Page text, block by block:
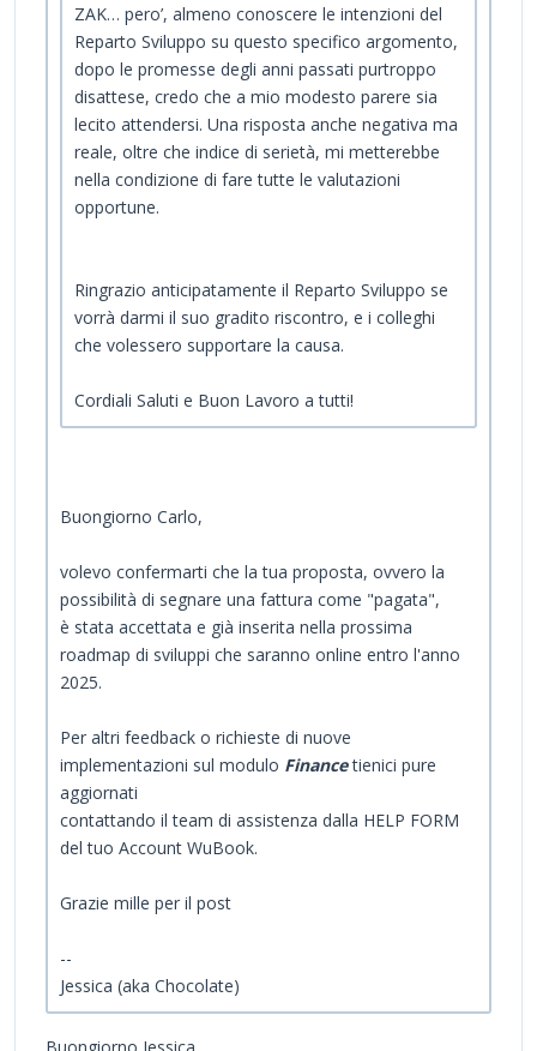
ZAK… pero’, almeno conoscere le intenzioni del
Reparto Sviluppo su questo specifico argomento,
dopo le promesse degli anni passati purtroppo
disattese, credo che a mio modesto parere sia
lecito attendersi. Una risposta anche negativa ma
reale, oltre che indice di serietà, mi metterebbe
nella condizione di fare tutte le valutazioni
opportune.
Ringrazio anticipatamente il Reparto Sviluppo se
vorrà darmi il suo gradito riscontro, e i colleghi
che volessero supportare la causa.
Cordiali Saluti e Buon Lavoro a tutti!
Buongiorno Carlo,
volevo confermarti che la tua proposta, ovvero la
possibilità di segnare una fattura come "pagata",
è stata accettata e già inserita nella prossima
roadmap di sviluppi che saranno online entro l'anno
2025.
Per altri feedback o richieste di nuove
implementazioni sul modulo Financetienici pure
aggiornati
contattando il team di assistenza dalla HELP FORM
del tuo Account WuBook.
Grazie mille per il post
--
Jessica (aka Chocolate)
Buongiorno Jessica,